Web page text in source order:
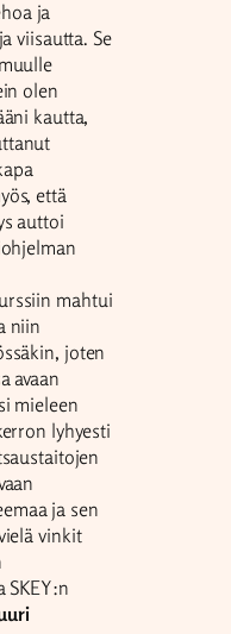
ja
viisautta. Se
olen
kautta,
että
auttoi
mahtui
niin
joten
avaan
mieleen
lyhyesti
ja sen
vinkit